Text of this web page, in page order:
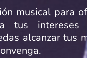
musical para
tus intereses
alcanzar tus